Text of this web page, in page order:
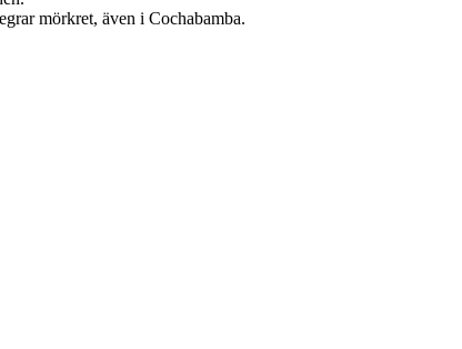
mörkret, även i Cochabamba.